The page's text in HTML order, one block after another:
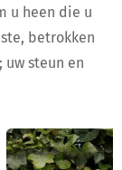
u heen die u
betrokken
steun en